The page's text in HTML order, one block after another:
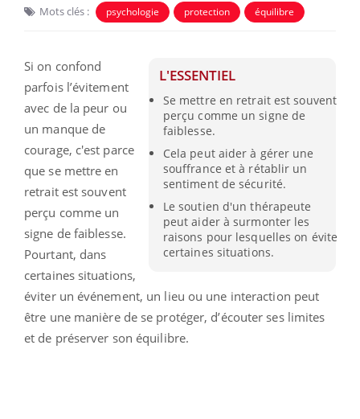
Mots clés : psychologie protection équilibre
L'ESSENTIEL
Se mettre en retrait est souvent
perçu comme un signe de
faiblesse.
Cela peut aider à gérer une
souffrance et à rétablir un
sentiment de sécurité.
Le soutien d'un thérapeute
peut aider à surmonter les
raisons pour lesquelles on évite
certaines situations.
Si on confond
parfois l’évitement
avec de la peur ou
un manque de
courage, c'est parce
que se mettre en
retrait est souvent
perçu comme un
signe de faiblesse.
Pourtant, dans
certaines situations,
éviter un événement, un lieu ou une interaction peut
être une manière de se protéger, d’écouter ses limites
et de préserver son équilibre.